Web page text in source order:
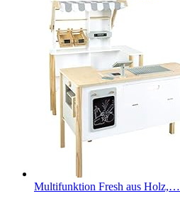
Multifunktion Fresh aus Holz,…